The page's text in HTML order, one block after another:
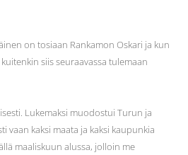
on tosiaan Rankamon Oskari ja kun
siis seuraavassa tulemaan
Lukemaksi muodostui Turun ja
vaan kaksi maata ja kaksi kaupunkia
maaliskuun alussa, jolloin me